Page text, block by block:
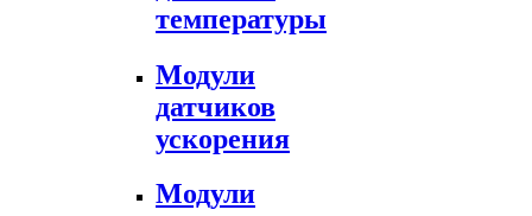
температуры
Модули
датчиков
ускорения
Модули